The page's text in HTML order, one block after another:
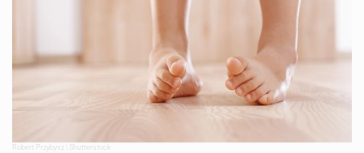
Robert Przybysz | Shutterstock